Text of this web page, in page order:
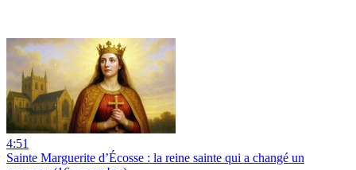
4:51
Sainte Marguerite d’Écosse : la reine sainte qui a changé un